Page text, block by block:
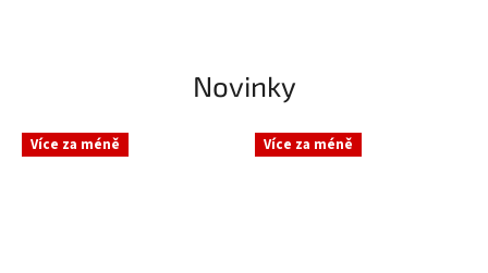
Novinky
Více za méně Více za méně